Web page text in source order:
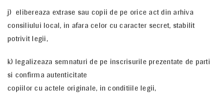
j) elibereaza extrase sau copii de pe orice act din arhiva
consiliului local, in afara celor cu caracter secret, stabilit
potrivit legii,
k) legalizeaza semnaturi de pe inscrisurile prezentate de parti
si confirma autenticitate
copiilor cu actele originale, in conditiile legii,